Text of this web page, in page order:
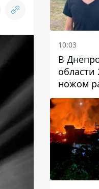
10:03
В
ножом
парня